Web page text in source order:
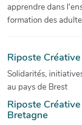
apprendre dans
formation des
Riposte
Solidarités,
au pays de Brest
Riposte Créative
Bretagne